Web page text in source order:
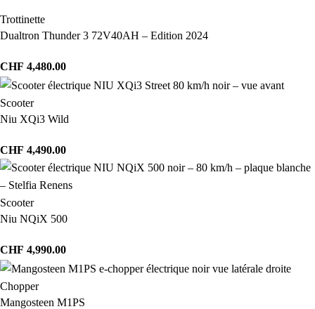
Trottinette
Dualtron Thunder 3 72V40AH – Edition 2024
CHF 4,480.00
Scooter
Niu XQi3 Wild
CHF 4,490.00
Scooter
Niu NQiX 500
CHF 4,990.00
Chopper
Mangosteen M1PS